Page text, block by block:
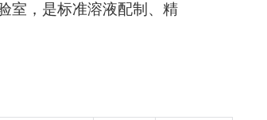
室，是标准溶液配制、精